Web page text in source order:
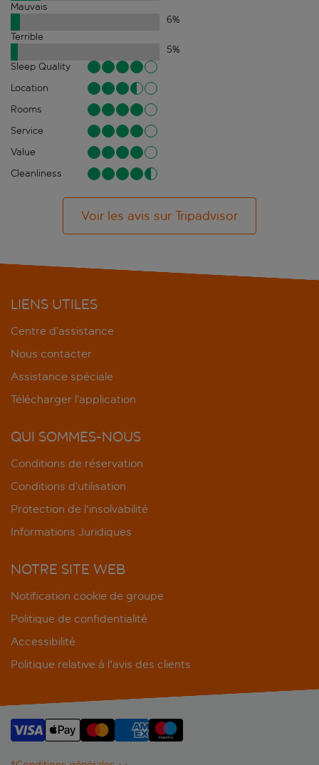
Mauvais
6%
Terrible
5%
Sleep Quality
Location
Rooms
Service
Value
Cleanliness
Voir les avis sur Tripadvisor
LIENS UTILES
Centre d’assistance
Nous contacter
Assistance spéciale
Télécharger l’application
QUI SOMMES-NOUS
Conditions de réservation
Conditions d’utilisation
Protection de l'insolvabilité
Informations Juridiques
NOTRE SITE WEB
Notification cookie de groupe
Politique de confidentialité
Accessibilité
Politique relative à l'avis des clients